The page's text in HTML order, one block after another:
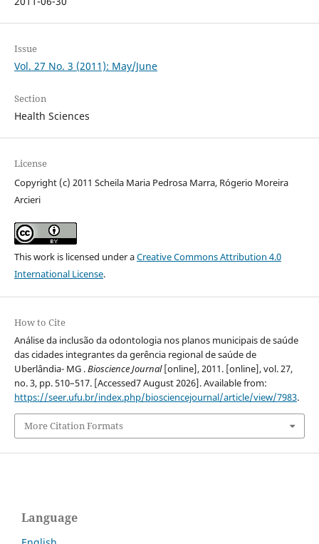
Issue
Vol. 27 No. 3 (2011): May/June
Section
Health Sciences
License
Copyright (c) 2011 Scheila Maria Pedrosa Marra, Rógerio Moreira
Arcieri
This work is licensed under aCreative Commons Attribution 4.0
International License.
How to Cite
Análise da inclusão da odontologia nos planos municipais de saúde
das cidades integrantes da gerência regional de saúde de
Uberlândia- MG .Bioscience Journal[online], 2011. [online], vol. 27,
no. 3, pp. 510–517. [Accessed7 August 2026]. Available from:
https://seer.ufu.br/index.php/biosciencejournal/article/view/7983.
More Citation Formats
Language